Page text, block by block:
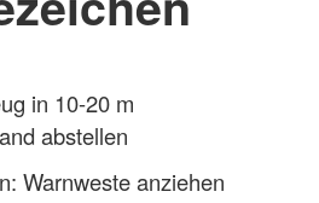
in 10-20 m
abstellen
Warnweste anziehen